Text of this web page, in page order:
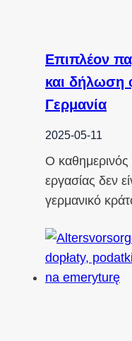
Επιπλέον
και δήλωση
Γερμανία
2025-05-11
Ο
εργασίας δεν
γερμανικό